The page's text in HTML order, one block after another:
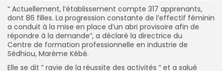
“ Actuellement, l’établissement compte 317 apprenants,
dont 86 filles. La progression constante de l’effectif féminin
a conduit à la mise en place d’un abri provisoire afin de
répondre à la demande”, a déclaré la directrice du
Centre de formation professionnelle en industrie de
Sédhiou, Marème Kébé.
Elle se dit ” ravie de la réussite des activités ” et a salué